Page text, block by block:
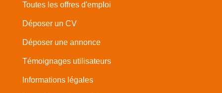
Toutes les offres d'emploi
Déposer un CV
Déposer une annonce
Témoignages utilisateurs
Informations légales